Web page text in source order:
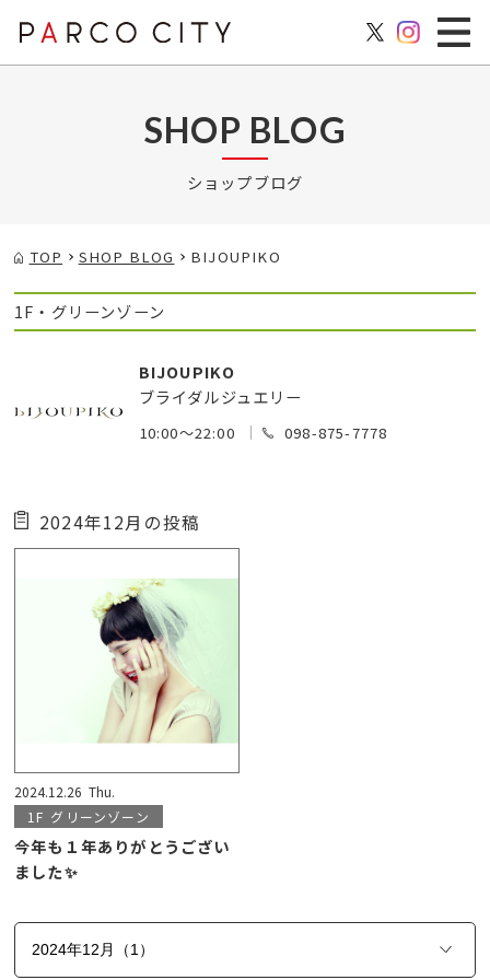
SHOP BLOG
ショップブログ
TOP SHOP BLOG BIJOUPIKO
1F・グリーンゾーン
BIJOUPIKO
ブライダルジュエリー
10:00～22:00 098-875-7778
2024年12月の投稿
2024.12.26 Thu.
1F グリーンゾーン
今年も１年ありがとうござい
ました✨